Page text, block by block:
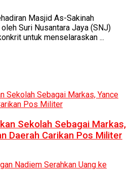
Masjid As-Sakinah
Suri Nusantara Jaya (SNJ)
untuk menselaraskan ...
Sekolah Sebagai Markas,
Daerah Carikan Pos Militer